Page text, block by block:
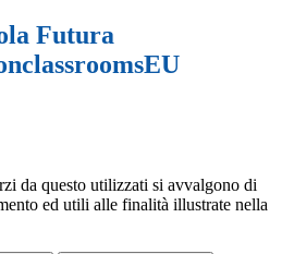
Futura
da questo utilizzati si avvalgono di
ed utili alle finalità illustrate nella